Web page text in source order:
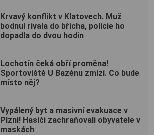
Krvavý konflikt v Klatovech. Muž
bodnul rivala do břicha, policie ho
dopadla do dvou hodin
Lochotín čeká obří proměna!
Sportoviště U Bazénu zmizí. Co bude
místo něj?
Vypálený byt a masivní evakuace v
Plzni! Hasiči zachraňovali obyvatele v
maskách